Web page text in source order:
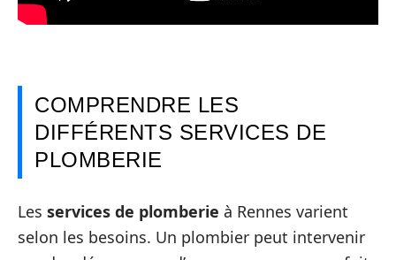
COMPRENDRE LES
DIFFÉRENTS SERVICES DE
PLOMBERIE
Les services de plomberie à Rennes varient
selon les besoins. Un plombier peut intervenir